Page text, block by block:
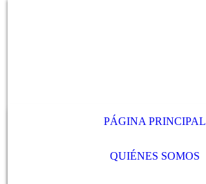
PÁGINA PRINCIPAL
QUIÉNES SOMOS